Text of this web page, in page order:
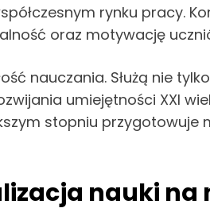
rynku pracy.
oraz motywację
nauczania. Służą nie
umiejętności XXI
stopniu przygotowuje
nauki